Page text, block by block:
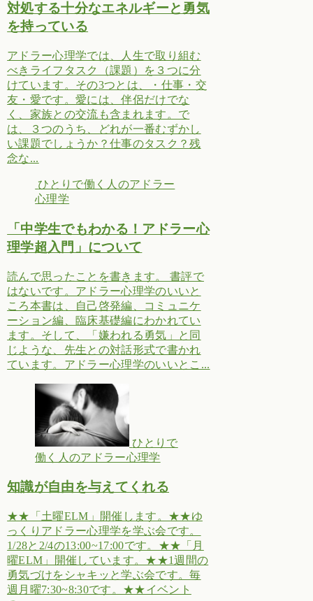
対処する十分なエネルギーと勇気
を持っている
アドラー心理学では、人生で取り組む
べきライフタスク（課題）を３つに分
けています。その3つとは、・仕事・交
友・愛です。愛には、伴侶だけでな
く、家族との交流も含まれます。で
は、３つのうち、どれが一番むずかし
い課題でしょうか？仕事のタスク？残
念な...
ひとりで働く人のアドラー
心理学
「中学生でもわかる！アドラー心
理学超入門」について
読んで思ったことを書きます。 書評で
はないです。アドラー心理学のいいと
ころ本書は、自己啓発編、コミュニケ
ーション編、臨床基礎編にわかれてい
ます。そして、「嫌われる勇気」と同
じような、先生との対話形式で書かれ
ています。アドラー心理学のいいとこ...
ひとりで
働く人のアドラー心理学
知識が自由を与えてくれる
★★「土曜ELM」開催します。★★ゆ
っくりアドラー心理学を学ぶ会です。
1/28と2/4の13:00~17:00です。★★「月
曜ELM」開催しています。★★1週間の
勇気づけをシャキッと学ぶ会です。毎
週月曜7:30~8:30です。★★イベント